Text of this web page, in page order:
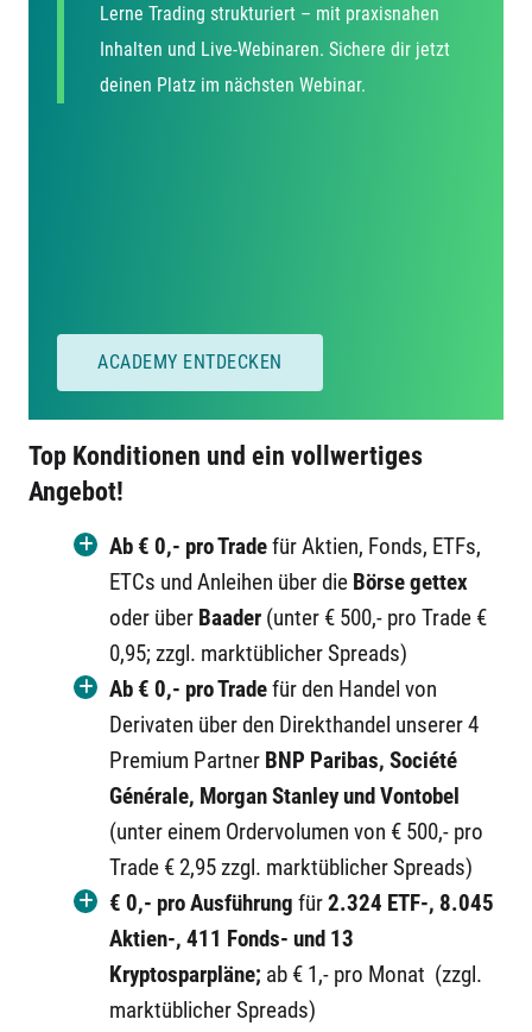
Lerne Trading strukturiert – mit praxisnahen
Inhalten und Live-Webinaren. Sichere dir jetzt
deinen Platz im nächsten Webinar.
ACADEMY ENTDECKEN
Top Konditionen und ein vollwertiges
Angebot!
Ab € 0,- pro Tradefür Aktien, Fonds, ETFs,
ETCs und Anleihen über die Börse gettex
oder über Baader (unter € 500,- pro Trade €
0,95; zzgl. marktüblicher Spreads)
Ab € 0,- pro Tradefür den Handel von
Derivaten über den Direkthandel unserer 4
Premium Partner BNP Paribas, Société
Générale, Morgan Stanley und Vontobel
(unter einem Ordervolumen von € 500,- pro
Trade € 2,95 zzgl. marktüblicher Spreads)
€ 0,- pro Ausführung für2.324 ETF-, 8.045
Aktien-, 411 Fonds- und 13
Kryptosparpläne; ab € 1,- pro Monat (zzgl.
marktüblicher Spreads)